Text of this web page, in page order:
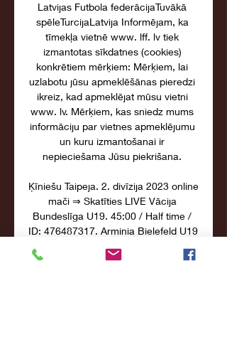
Latvijas Futbola federācijaTuvākā
spēleTurcijaLatvija Informējam, ka
tīmekļa vietnē www. lff. lv tiek
izmantotas sīkdatnes (cookies)
konkrētiem mērķiem: Mērķiem, lai
uzlabotu jūsu apmeklēšānas pieredzi
ikreiz, kad apmeklējat mūsu vietni
www. lv. Mērķiem, kas sniedz mums
informāciju par vietnes apmeklējumu
un kuru izmantošanai ir
nepieciešama Jūsu piekrišana.
Ķīniešu Taipeja. 2. divīzija 2023 online
mači ⇒ Skatīties LIVE Vācija
Bundeslīga U19. 45:00 / Half time /
ID: 476487317. Arminia Bielefeld U19
0; Borussia Dortmund U19 1. Visi
notikumi. Futbols · Japan. J-League ·